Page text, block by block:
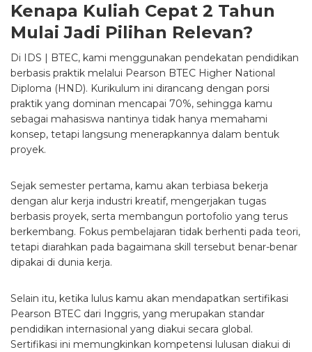
Kenapa Kuliah Cepat 2 Tahun
Mulai Jadi Pilihan Relevan?
Di IDS | BTEC, kami menggunakan pendekatan pendidikan
berbasis praktik melalui Pearson BTEC Higher National
Diploma (HND). Kurikulum ini dirancang dengan porsi
praktik yang dominan mencapai 70%, sehingga kamu
sebagai mahasiswa nantinya tidak hanya memahami
konsep, tetapi langsung menerapkannya dalam bentuk
proyek.
Sejak semester pertama, kamu akan terbiasa bekerja
dengan alur kerja industri kreatif, mengerjakan tugas
berbasis proyek, serta membangun portofolio yang terus
berkembang. Fokus pembelajaran tidak berhenti pada teori,
tetapi diarahkan pada bagaimana skill tersebut benar-benar
dipakai di dunia kerja.
Selain itu, ketika lulus kamu akan mendapatkan sertifikasi
Pearson BTEC dari Inggris, yang merupakan standar
pendidikan internasional yang diakui secara global.
Sertifikasi ini memungkinkan kompetensi lulusan diakui di